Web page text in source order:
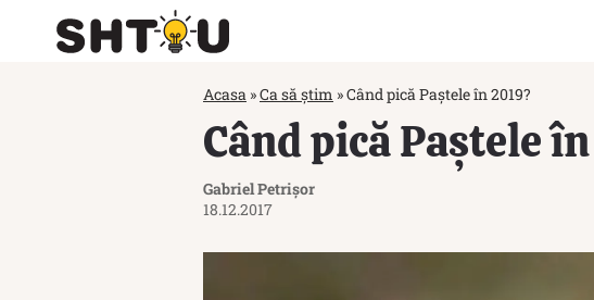
Acasa »Ca să știm »Când pică Paștele în 2019?
Când pică Paștele
Gabriel Petrișor
18.12.2017